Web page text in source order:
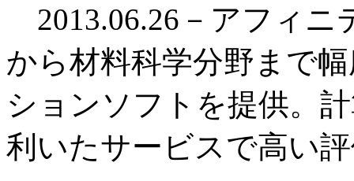
2013.06.26－アフィニ
から材料科学分野まで
ションソフトを提供。
利いたサービスで高い